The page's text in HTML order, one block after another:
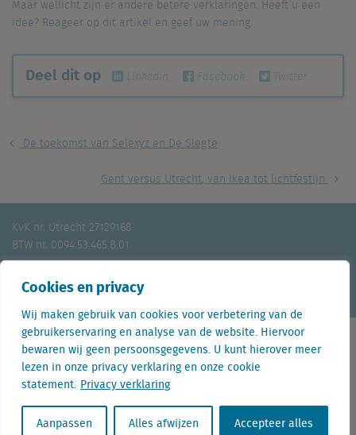
Cookies en privacy
Wij maken gebruik van cookies voor verbetering van de
gebruikerservaring en analyse van de website. Hiervoor
bewaren wij geen persoonsgegevens. U kunt hierover meer
lezen in onze privacy verklaring en onze cookie
statement. Privacy verklaring
Aanpassen Alles afwijzen Accepteer alles
Maar wellicht zijn er andere betere verklaringen. Heeft u een
idee? Reageer op dit artikel en geef uw mening.
Deel dit op Linkedin Facebook Twitter
De toekomst van Selexyz en De Slegte
Gent versus Utrecht, van Ikea tot lichtfestijn
KvK nr. Utrecht 27129168
BTW nr. 0094.53.465.B.01
Contact
+32 (0) 2 267 2800